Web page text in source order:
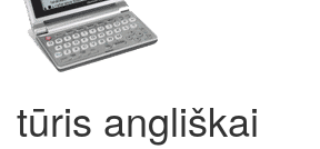
tūris angliškai